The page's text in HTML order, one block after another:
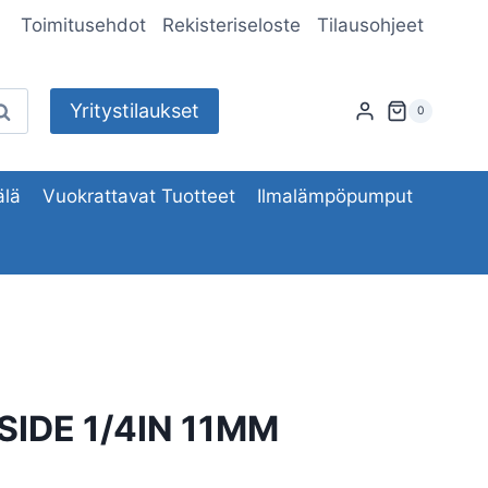
Toimitusehdot Rekisteriseloste Tilausohjeet
Yritystilaukset 0
Vuokrattavat Tuotteet Ilmalämpöpumput
1/4IN 11MM